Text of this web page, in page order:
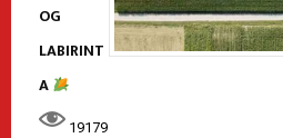
OG
LABIRINT
A
19179